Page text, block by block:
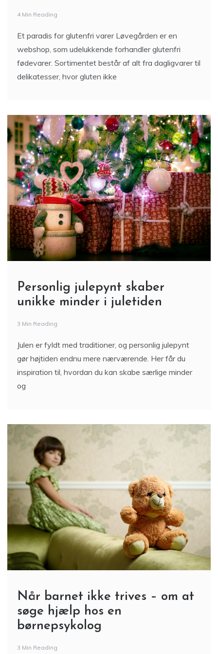
4 Min Reading
Et paradis for glutenfri varer Løvegården er en
webshop, som udelukkende forhandler glutenfri
fødevarer. Sortimentet består af alt fra dagligvarer til
delikatesser, hvor gluten ikke
Personlig julepynt skaber
unikke minder i juletiden
3 Min Reading
Julen er fyldt med traditioner, og personlig julepynt
gør højtiden endnu mere nærværende. Her får du
inspiration til, hvordan du kan skabe særlige minder
og
Når barnet ikke trives – om at
søge hjælp hos en
børnepsykolog
3 Min Reading